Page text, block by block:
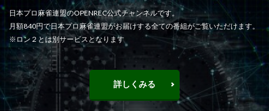
日本プロ麻雀連盟のOPENREC公式チャンネルです。
月額840円で日本プロ麻雀連盟がお届けする全ての番組がご覧いただけます。
※ロン２とは別サービスとなります
詳しくみる